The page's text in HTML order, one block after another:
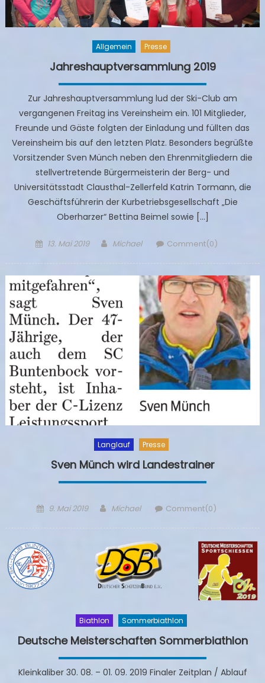
Allgemein Presse
Jahreshauptversammlung 2019
Zur Jahreshauptversammlung lud der Ski-Club am
vergangenen Freitag ins Vereinsheim ein. 101 Mitglieder,
Freunde und Gäste folgten der Einladung und füllten das
Vereinsheim bis auf den letzten Platz. Besonders begrüßte
Vorsitzender Sven Münch neben den Ehrenmitgliedern die
stellvertretende Bürgermeisterin der Berg- und
Universitätsstadt Clausthal-Zellerfeld Katrin Tormann, die
Geschäftsführerin der Kurbetriebsgesellschaft „Die
Oberharzer“ Bettina Beimel sowie […]
Posted
13. Mai 2019 Author
Michael Comment(0)
Langlauf Presse
Sven Münch wird Landestrainer
Posted
9. Mai 2019 Author
Michael Comment(0)
Biathlon Sommerbiathlon
Deutsche Meisterschaften Sommerbiathlon
Kleinkaliber 30. 08. – 01. 09. 2019 Finaler Zeitplan / Ablauf